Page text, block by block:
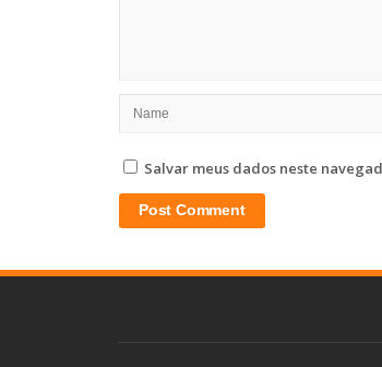
Salvar meus dados neste